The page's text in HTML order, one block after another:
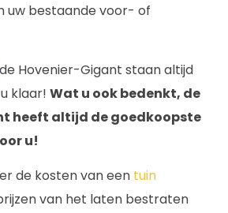
uw bestaande voor- of
de Hovenier-Gigant staan altijd
klaar! Wat u ook bedenkt, de
heeft altijd de goedkoopste
u!
de kosten van een tuin
van het laten bestraten